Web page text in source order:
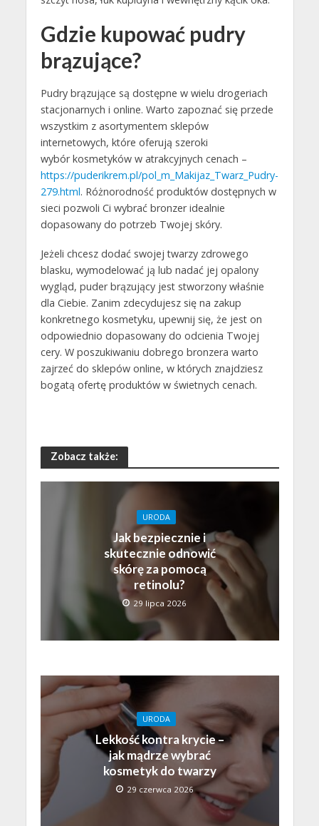
Gdzie kupować pudry
brązujące?
Pudry brązujące są dostępne w wielu drogeriach
stacjonarnych i online. Warto zapoznać się przede
wszystkim z asortymentem sklepów
internetowych, które oferują szeroki
wybór kosmetyków w atrakcyjnych cenach –
https://puderikrem.pl/pol_m_Makijaz_Twarz_Pudry-
279.html. Różnorodność produktów dostępnych w
sieci pozwoli Ci wybrać bronzer idealnie
dopasowany do potrzeb Twojej skóry.
Jeżeli chcesz dodać swojej twarzy zdrowego
blasku, wymodelować ją lub nadać jej opalony
wygląd, puder brązujący jest stworzony właśnie
dla Ciebie. Zanim zdecydujesz się na zakup
konkretnego kosmetyku, upewnij się, że jest on
odpowiednio dopasowany do odcienia Twojej
cery. W poszukiwaniu dobrego bronzera warto
zajrzeć do sklepów online, w których znajdziesz
bogatą ofertę produktów w świetnych cenach.
Zobacz także:
URODA
Jak bezpiecznie i
skutecznie odnowić
skórę za pomocą
retinolu?
29 lipca 2026
URODA
Lekkość kontra krycie –
jak mądrze wybrać
kosmetyk do twarzy
29 czerwca 2026